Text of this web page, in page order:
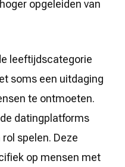
opgeleiden van
leeftijdscategorie
soms een uitdaging
te ontmoeten.
datingplatforms
spelen. Deze
op mensen met